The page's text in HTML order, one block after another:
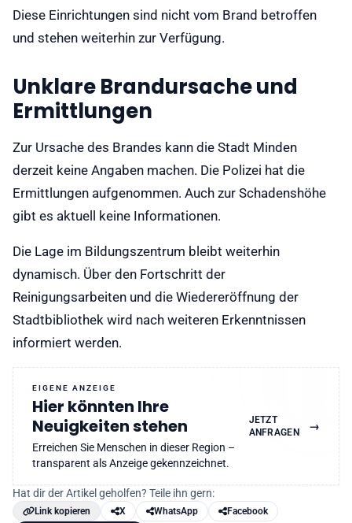
Diese Einrichtungen sind nicht vom Brand betroffen
und stehen weiterhin zur Verfügung.
Unklare Brandursache und
Ermittlungen
Zur Ursache des Brandes kann die Stadt Minden
derzeit keine Angaben machen. Die Polizei hat die
Ermittlungen aufgenommen. Auch zur Schadenshöhe
gibt es aktuell keine Informationen.
Die Lage im Bildungszentrum bleibt weiterhin
dynamisch. Über den Fortschritt der
Reinigungsarbeiten und die Wiedereröffnung der
Stadtbibliothek wird nach weiteren Erkenntnissen
informiert werden.
EIGENE ANZEIGE
Hier könnten Ihre
Neuigkeiten stehen
Erreichen Sie Menschen in dieser Region –
transparent als Anzeige gekennzeichnet.
JETZT
ANFRAGEN
→
Hat dir der Artikel geholfen? Teile ihn gern:
Link kopieren X WhatsApp Facebook